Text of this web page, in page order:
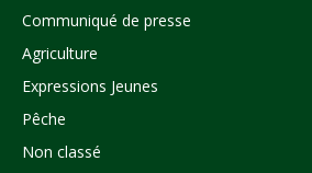
Communiqué de presse
Agriculture
Expressions Jeunes
Pêche
Non classé